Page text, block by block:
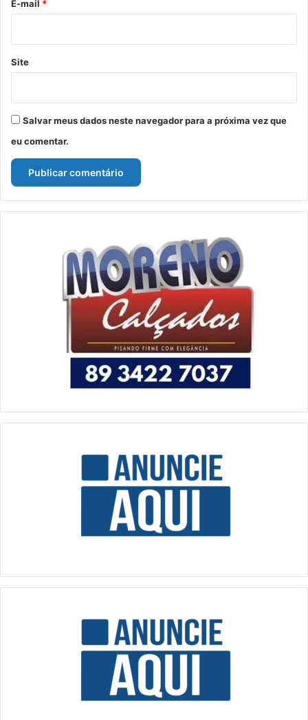
*
E-mail *
Site
Salvar meus dados neste navegador para a próxima vez que
eu comentar.